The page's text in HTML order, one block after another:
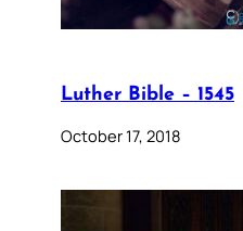
Luther Bible – 1545
October 17, 2018